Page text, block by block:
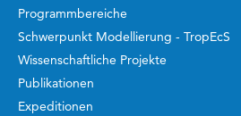
Programmbereiche
Schwerpunkt Modellierung - TropEcS
Wissenschaftliche Projekte
Publikationen
Expeditionen